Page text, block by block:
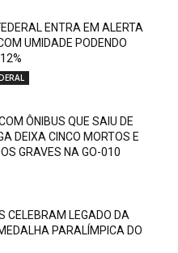
ENTRA EM ALERTA
UMIDADE PODENDO
ÔNIBUS QUE SAIU DE
DEIXA CINCO MORTOS E
GRAVES NA GO-010
CELEBRAM LEGADO DA
PARALÍMPICA DO